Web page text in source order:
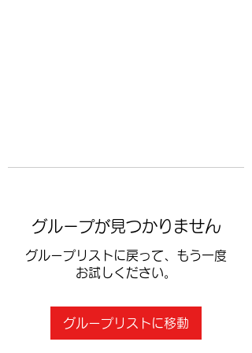
グループが見つかりません
グループリストに戻って、もう一度
お試しください。
グループリストに移動